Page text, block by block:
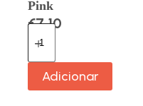
Pink
€7.10
Adicionar